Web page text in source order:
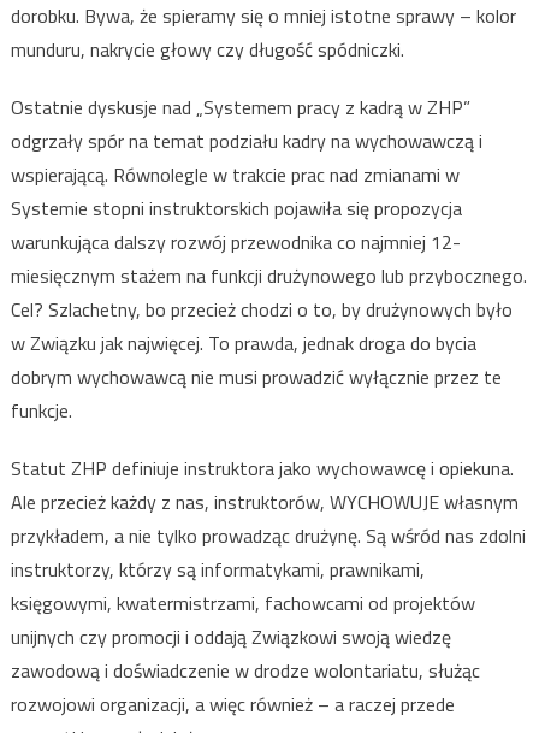
dorobku. Bywa, że spieramy się o mniej istotne sprawy – kolor
munduru, nakrycie głowy czy długość spódniczki.
Ostatnie dyskusje nad „Systemem pracy z kadrą w ZHP”
odgrzały spór na temat podziału kadry na wychowawczą i
wspierającą. Równolegle w trakcie prac nad zmianami w
Systemie stopni instruktorskich pojawiła się propozycja
warunkująca dalszy rozwój przewodnika co najmniej 12-
miesięcznym stażem na funkcji drużynowego lub przybocznego.
Cel? Szlachetny, bo przecież chodzi o to, by drużynowych było
w Związku jak najwięcej. To prawda, jednak droga do bycia
dobrym wychowawcą nie musi prowadzić wyłącznie przez te
funkcje.
Statut ZHP definiuje instruktora jako wychowawcę i opiekuna.
Ale przecież każdy z nas, instruktorów, WYCHOWUJE własnym
przykładem, a nie tylko prowadząc drużynę. Są wśród nas zdolni
instruktorzy, którzy są informatykami, prawnikami,
księgowymi, kwatermistrzami, fachowcami od projektów
unijnych czy promocji i oddają Związkowi swoją wiedzę
zawodową i doświadczenie w drodze wolontariatu, służąc
rozwojowi organizacji, a więc również – a raczej przede